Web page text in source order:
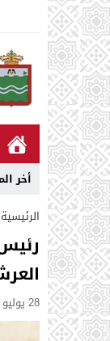
أخر
14:07 مقررات
الرئيسية
28 يوليو 2018